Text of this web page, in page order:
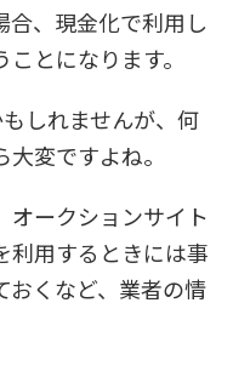
合、現金化で利用し
とになります。
しれませんが、何
変ですよね。
オークションサイト
利用するときには事
おくなど、業者の情